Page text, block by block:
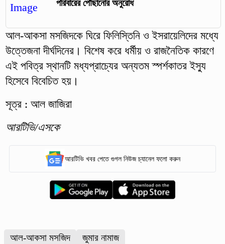
পরিবারের পৌঁছানোর অনুরোধ
আল-আকসা মসজিদকে ঘিরে ফিলিস্তিনি ও ইসরায়েলিদের মধ্যে
উত্তেজনা দীর্ঘদিনের। বিশেষ করে ধর্মীয় ও রাজনৈতিক কারণে
এই পবিত্র স্থানটি মধ্যপ্রাচ্যের অন্যতম স্পর্শকাতর ইস্যু
হিসেবে বিবেচিত হয়।
সূত্র : আল জাজিরা
আরটিভি/এসকে
আরটিভি খবর পেতে গুগল নিউজ চ্যানেল ফলো করুন
আল-আকসা মসজিদ জুমার নামাজ